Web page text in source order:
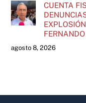
CUENTA
agosto 8, 2026